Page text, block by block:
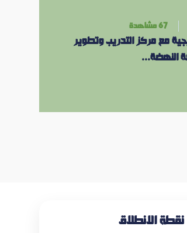
67 مشاهدة
مع مركز التدريب وتطوير
النهضة...
نقطة الانطلاق